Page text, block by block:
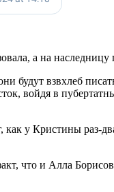
а на
будут взвхлеб
войдя в
у Кристины раз-
что и Алла